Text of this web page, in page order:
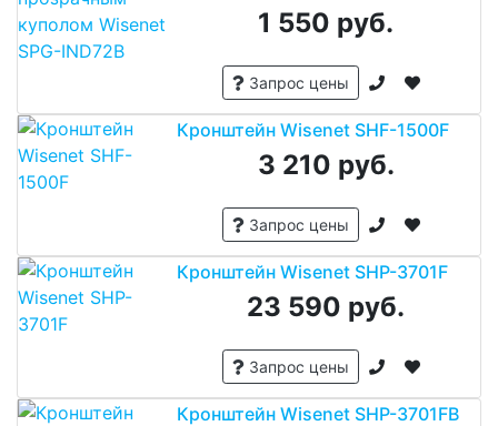
1 550 руб.
Запрос цены
Кронштейн Wisenet SHF-1500F
3 210 руб.
Запрос цены
Кронштейн Wisenet SHP-3701F
23 590 руб.
Запрос цены
Кронштейн Wisenet SHP-3701FB